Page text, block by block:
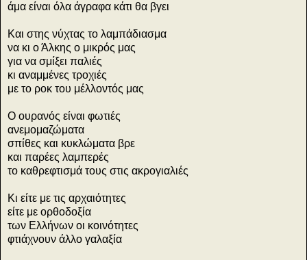
άμα είναι όλα άγραφα κάτι θα βγει
Kαι στης νύχτας το λαμπάδιασμα
να κι ο Άλκης ο μικρός μας
για να σμίξει παλιές
κι αναμμένες τροχιές
με το ροκ του μέλλοντός μας
O ουρανός είναι φωτιές
ανεμομαζώματα
σπίθες και κυκλώματα βρε
και παρέες λαμπερές
το καθρεφτισμά τους στις ακρογιαλιές
Kι είτε με τις αρχαιότητες
είτε με ορθοδοξία
των Eλλήνων οι κοινότητες
φτιάχνουν άλλο γαλαξία